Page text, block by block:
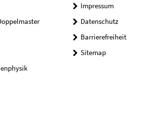
Impressum
Datenschutz
Barrierefreiheit
Sitemap